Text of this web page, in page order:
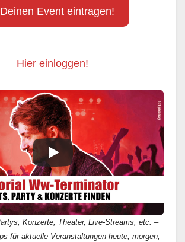
Event eintragen!
Hier einloggen!
Konzerte, Theater, Live-Streams, etc. –
für aktuelle Veranstaltungen heute, morgen,